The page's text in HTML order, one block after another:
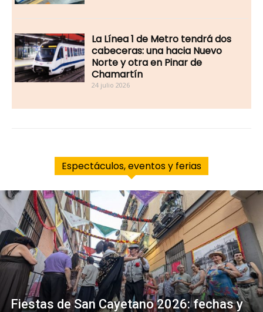
La Línea 1 de Metro tendrá dos
cabeceras: una hacia Nuevo
Norte y otra en Pinar de
Chamartín
24 julio 2026
Espectáculos, eventos y ferias
Fiestas de San Cayetano 2026: fechas y